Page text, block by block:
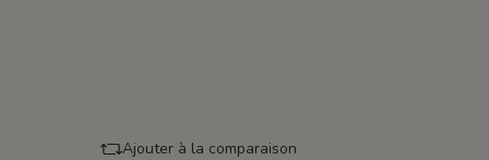
Ajouter à la comparaison